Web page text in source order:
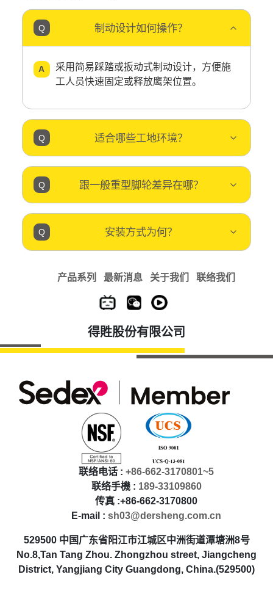
制动设计如何操作？
采用简易踩踏或扳动式制动设计，方便施
工人员快速固定或释放鹰架位置。
适合哪些工地环境？
跟一般重型脚轮差异在哪？
安装方式为何？
产品系列 最新消息 关于我们 联络我们
得貹股份有限公司
联络电话 : +86-662-3170801~5
联络手機 : 189-33109860
传真 :+86-662-3170800
E-mail : sh03@dersheng.com.cn
529500 中国广东省阳江市江城区中洲街道潭塘洲8号
No.8,Tan Tang Zhou. Zhongzhou street, Jiangcheng
District, Yangjiang City Guangdong, China.(529500)